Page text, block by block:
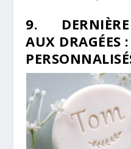
9. DERNIÈRE
AUX DRAGÉES